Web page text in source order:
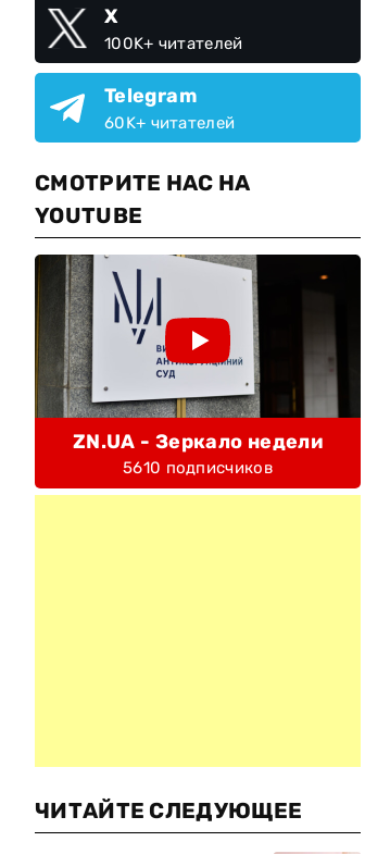
X
100K+ читателей
Telegram
60K+ читателей
СМОТРИТЕ НАС НА
YOUTUBE
ZN.UA - Зеркало недели
5610 подписчиков
ЧИТАЙТЕ СЛЕДУЮЩЕЕ